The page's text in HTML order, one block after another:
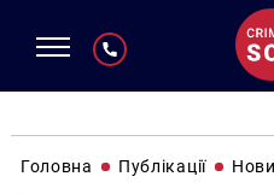
Головна Публікації